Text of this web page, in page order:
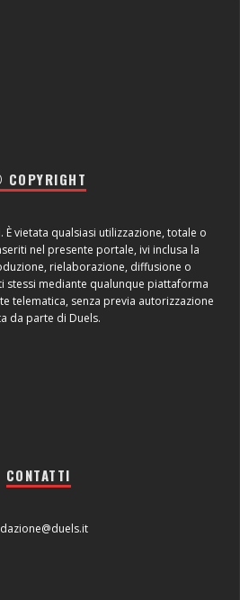
vietata qualsiasi utilizzazione, totale o
nel presente portale, ivi inclusa la
rielaborazione, diffusione o
stessi mediante qualunque piattaforma
telematica, senza previa autorizzazione
da parte di Duels.
CONTATTI